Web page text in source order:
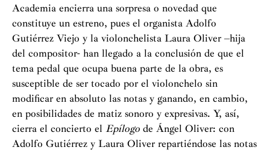
Academia encierra una sorpresa o novedad que
constituye un estreno, pues el organista Adolfo
Gutiérrez Viejo y la violonchelista Laura Oliver –hija
del compositor- han llegado a la conclusión de que el
tema pedal que ocupa buena parte de la obra, es
susceptible de ser tocado por el violonchelo sin
modificar en absoluto las notas y ganando, en cambio,
en posibilidades de matiz sonoro y expresivas. Y, así,
cierra el concierto el Epílogo de Ángel Oliver: con
Adolfo Gutiérrez y Laura Oliver repartiéndose las notas